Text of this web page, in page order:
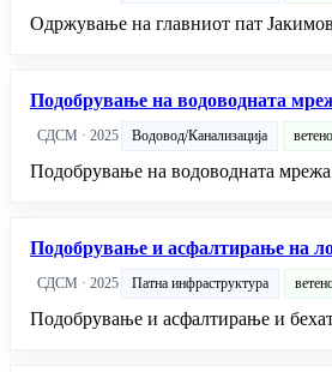
Одржување на главниот пат
Подобрување на водоводната
СДСМ · 2025 Водовод/Канализација ветено
Подобрување на водоводната
Подобрување и асфалтирање на
СДСМ · 2025 Патна инфраструктура
Подобрување и асфалтирање и